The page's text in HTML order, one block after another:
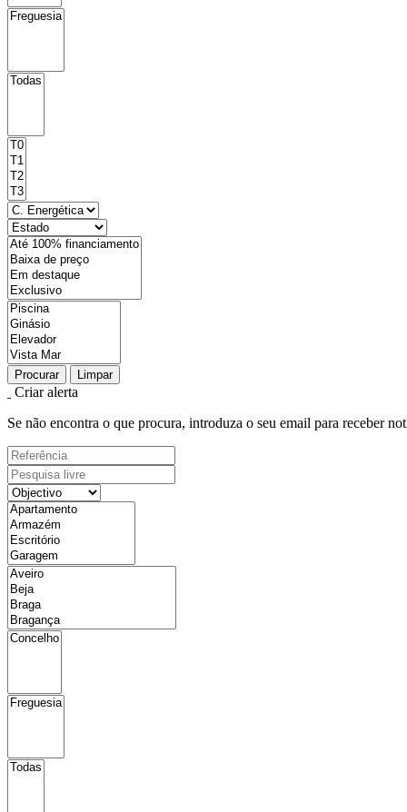
Procurar Limpar
Criar alerta
Se não encontra o que procura, introduza o seu email para receber